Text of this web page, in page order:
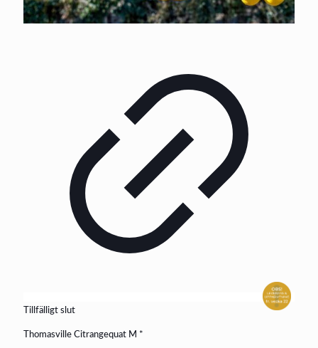
Tillfälligt slut
Thomasville Citrangequat M *